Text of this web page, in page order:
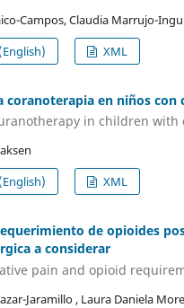
Campos, Claudia Marrujo-
XML
coranoterapia en niños
in children
XML
de opioides
a considerar
pain and opioid
Jaramillo , Laura Daniela